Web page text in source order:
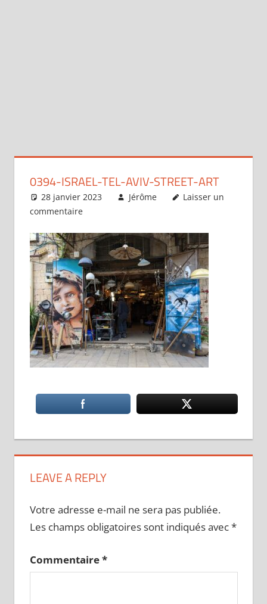
0394-ISRAEL-TEL-AVIV-STREET-ART
28 janvier 2023 Jérôme
Laisser un
commentaire
LEAVE A REPLY
Votre adresse e-mail ne sera pas publiée.
Les champs obligatoires sont indiqués avec*
Commentaire*